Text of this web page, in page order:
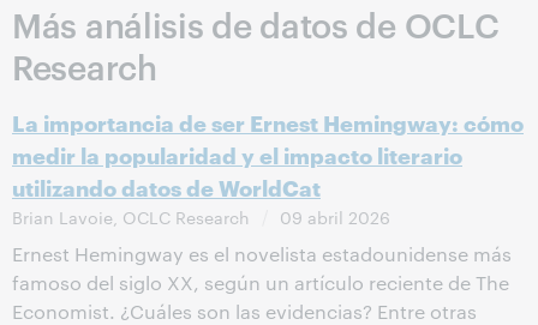
Más análisis de datos de OCLC
Research
La importancia de ser Ernest Hemingway: cómo
medir la popularidad y el impacto literario
utilizando datos de WorldCat
Brian Lavoie, OCLC Research 09 abril 2026
Ernest Hemingway es el novelista estadounidense más
famoso del siglo XX, según un artículo reciente de The
Economist. ¿Cuáles son las evidencias? Entre otras